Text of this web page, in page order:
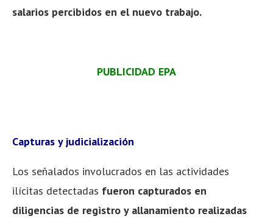
salarios percibidos en el nuevo trabajo.
PUBLICIDAD EPA
Capturas y judicialización
Los señalados involucrados en las actividades
ilícitas detectadas fueron capturados en
diligencias de registro y allanamiento realizadas